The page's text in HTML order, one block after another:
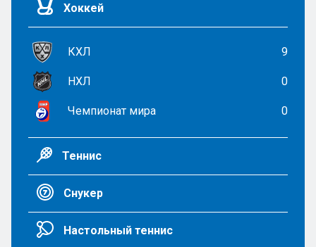
Хоккей
КХЛ 9
НХЛ 0
Чемпионат мира 0
Теннис
Снукер
Настольный теннис